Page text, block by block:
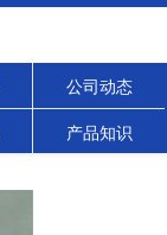
公司动态
产品知识